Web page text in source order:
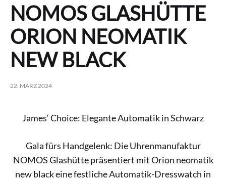
NOMOS GLASHÜTTE
ORION NEOMATIK
NEW BLACK
22. MÄRZ 2024
James‘ Choice: Elegante Automatik in Schwarz
Gala fürs Handgelenk: Die Uhrenmanufaktur
NOMOS Glashütte präsentiert mit Orion neomatik
new black eine festliche Automatik-Dresswatch in